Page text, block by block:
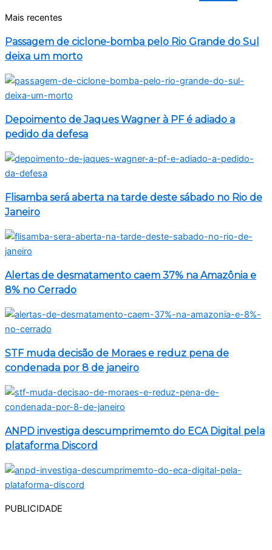
Mais recentes
Passagem de ciclone-bomba pelo Rio Grande do Sul
deixa um morto
Depoimento de Jaques Wagner à PF é adiado a
pedido da defesa
Flisamba será aberta na tarde deste sábado no Rio de
Janeiro
Alertas de desmatamento caem 37% na Amazônia e
8% no Cerrado
STF muda decisão de Moraes e reduz pena de
condenada por 8 de janeiro
ANPD investiga descumprimemto do ECA Digital pela
plataforma Discord
PUBLICIDADE